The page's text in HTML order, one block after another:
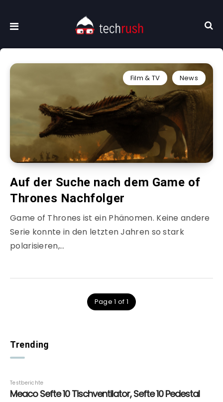
Film & TV News
Auf der Suche nach dem Game of
Thrones Nachfolger
Game of Thrones ist ein Phänomen. Keine andere
Serie konnte in den letzten Jahren so stark
polarisieren,…
Page 1 of 1
Trending